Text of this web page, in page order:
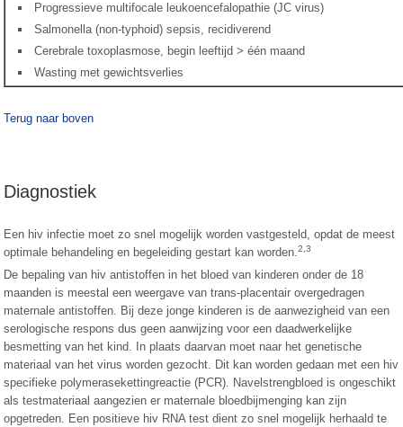
Progressieve multifocale leukoencefalopathie (JC virus)
Salmonella (non-typhoid) sepsis, recidiverend
Cerebrale toxoplasmose, begin leeftijd > één maand
Wasting met gewichtsverlies
Terug naar boven
Diagnostiek
Een hiv infectie moet zo snel mogelijk worden vastgesteld, opdat de meest
optimale behandeling en begeleiding gestart kan worden.2,3
De bepaling van hiv antistoffen in het bloed van kinderen onder de 18
maanden is meestal een weergave van trans-placentair overgedragen
maternale antistoffen. Bij deze jonge kinderen is de aanwezigheid van een
serologische respons dus geen aanwijzing voor een daadwerkelijke
besmetting van het kind. In plaats daarvan moet naar het genetische
materiaal van het virus worden gezocht. Dit kan worden gedaan met een hiv
specifieke polymerasekettingreactie (PCR). Navelstrengbloed is ongeschikt
als testmateriaal aangezien er maternale bloedbijmenging kan zijn
opgetreden. Een positieve hiv RNA test dient zo snel mogelijk herhaald te